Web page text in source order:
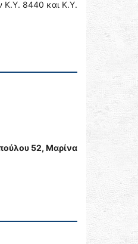
Κ.Υ. 8440 και Κ.Υ.
52, Μαρίνα